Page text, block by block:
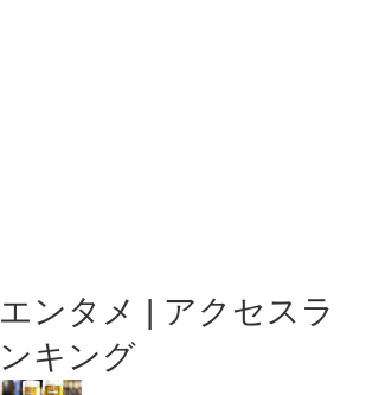
エンタメ | アクセスラ
ンキング